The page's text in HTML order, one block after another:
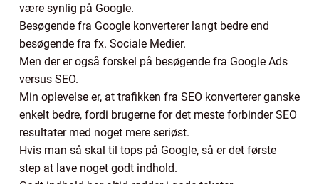
være synlig på Google.
Besøgende fra Google konverterer langt bedre end
besøgende fra fx. Sociale Medier.
Men der er også forskel på besøgende fra Google Ads
versus SEO.
Min oplevelse er, at trafikken fra SEO konverterer ganske
enkelt bedre, fordi brugerne for det meste forbinder SEO
resultater med noget mere seriøst.
Hvis man så skal til tops på Google, så er det første
step at lave noget godt indhold.